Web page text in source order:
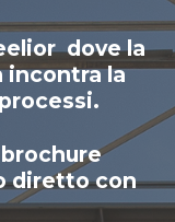
dove la
incontra la
diretto con